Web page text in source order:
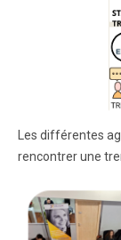
Les différentes
rencontrer une